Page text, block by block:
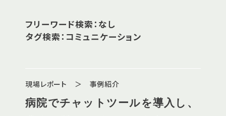
フリーワード検索：なし
タグ検索：コミュニケーション
現場レポート ＞ 事例紹介
病院でチャットツールを導入し、